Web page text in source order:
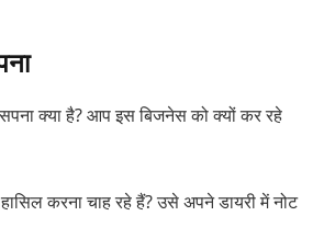
क्या है? आप इस बिजनेस को क्यों कर रहे
करना चाह रहे हैं? उसे अपने डायरी में नोट